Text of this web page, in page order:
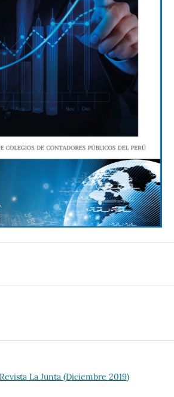
La Junta (Diciembre 2019)